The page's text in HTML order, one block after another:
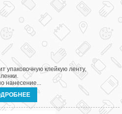
упаковочную клейкую ленту,
нанесение...